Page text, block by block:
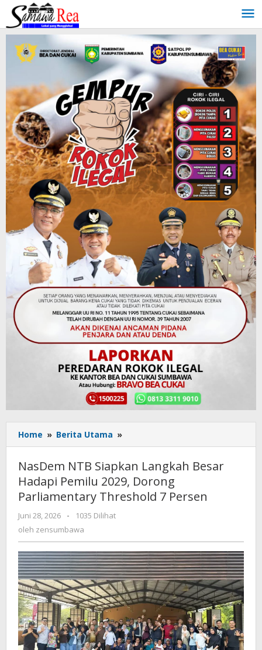
Lewati
konten
Home » Berita Utama »
NTB
Langkah
Besar
Hadapi
Parliamentary
Threshold
7
Persen
NasDem NTB Siapkan Langkah Besar
Hadapi Pemilu 2029, Dorong
Parliamentary Threshold 7 Persen
Juni 28, 2026
oleh
zensumbawa
-
1035 Dilihat
oleh zensumbawa